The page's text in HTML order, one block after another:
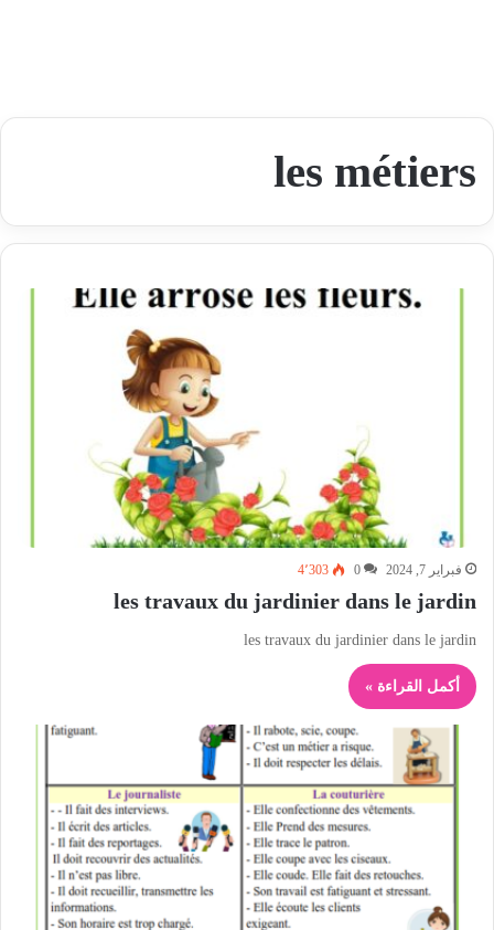
les métiers
فبراير 7, 2024 0 4٬303
les travaux du jardinier dans le jardin
les travaux du jardinier dans le jardin
أكمل القراءة »